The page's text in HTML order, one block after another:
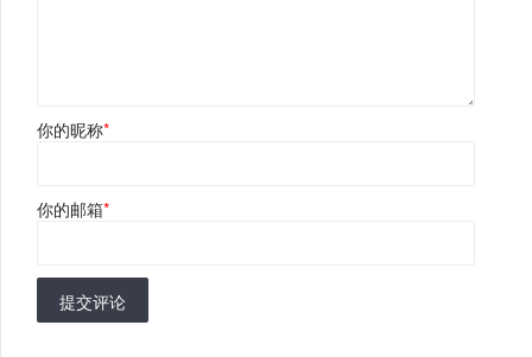
你的昵称*
你的邮箱*
提交评论